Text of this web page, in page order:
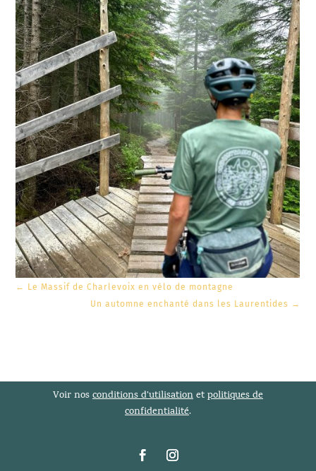
←
Le Massif de Charlevoix en vélo de montagne
Un automne enchanté dans les Laurentides →
Voir nosconditions d’utilisationetpolitiques de
confidentialité.